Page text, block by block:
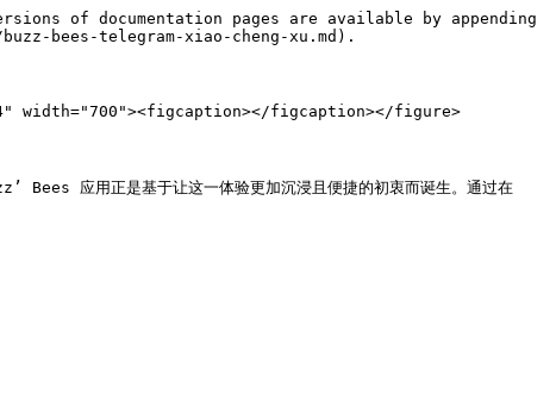
of documentation pages are available by appending
bees-telegram-xiao-cheng-xu.md).
width="700"><figcaption></figcaption></figure>
Bees 应用正是基于让这一体验更加沉浸且便捷的初衷而诞生。通过在